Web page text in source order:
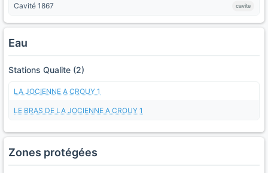
Cavité 1867 cavite
Eau
Stations Qualite (2)
LA JOCIENNE A CROUY 1
LE BRAS DE LA JOCIENNE A CROUY 1
Zones protégées